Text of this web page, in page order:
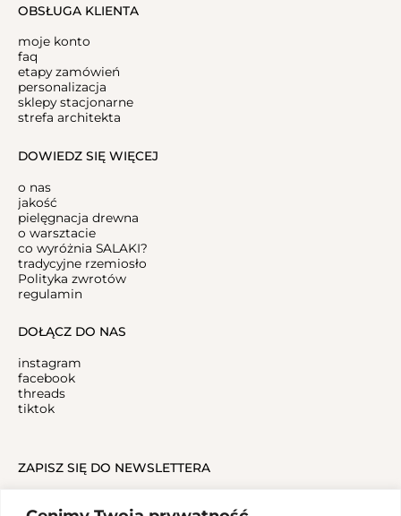
OBSŁUGA KLIENTA
moje konto
faq
etapy zamówień
personalizacja
sklepy stacjonarne
strefa architekta
DOWIEDZ SIĘ WIĘCEJ
o nas
jakość
pielęgnacja drewna
o warsztacie
co wyróżnia SALAKI?
tradycyjne rzemiosło
Polityka zwrotów
regulamin
DOŁĄCZ DO NAS
instagram
facebook
threads
tiktok
ZAPISZ SIĘ DO NEWSLETTERA